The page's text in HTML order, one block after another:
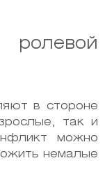
в стороне
так и
можно
немалые